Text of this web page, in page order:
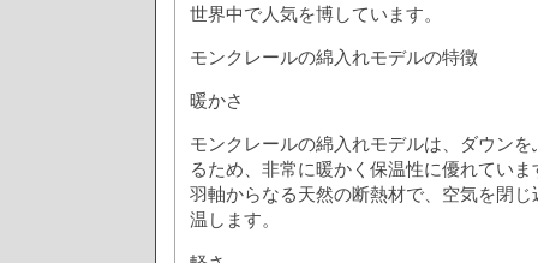
世界中で人気を博しています。
モンクレールの綿入れモデルの特徴
暖かさ
モンクレールの綿入れモデルは、ダウン
るため、非常に暖かく保温性に優れてい
羽軸からなる天然の断熱材で、空気を閉
温します。